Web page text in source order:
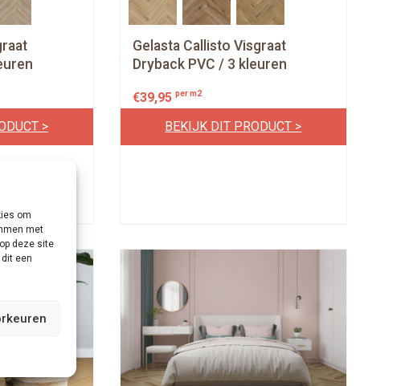
om
met
deze site
een
>
Gelasta Callisto Visgraat
Dryback PVC / 3 kleuren
€39,95 per m2
BEKIJK DIT PRODUCT >